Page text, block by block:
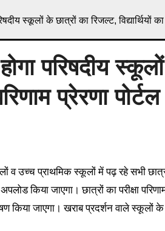
स्कूलों के छात्रों का रिजल्ट, विद्यार्थियों
परिषदीय
परिणाम प्रेरणा
अपलोड किया जाएगा। छात्रों का
किया जाएगा। खराब प्रदर्शन वाले स्कूलों